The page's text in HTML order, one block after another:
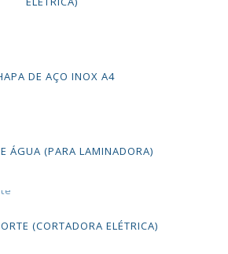
DE AÇO INOX A4
ÁGUA (PARA LAMINADORA)
(CORTADORA ELÉTRICA)